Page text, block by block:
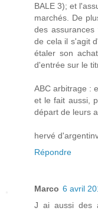
BALE 3); et
marchés. De
des
de cela il s'agit
étaler son
d'entrée sur le
ABC arbitrage :
et le fait aussi,
départ de leurs
hervé
Répondre
Marco 6 avril
J ai aussi des